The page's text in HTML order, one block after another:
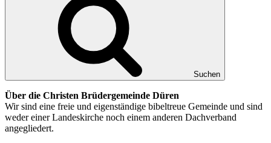
Suchen
Über die Christen Brüdergemeinde Düren
Wir sind eine freie und eigenständige bibeltreue Gemeinde und sind
weder einer Landeskirche noch einem anderen Dachverband
angegliedert.